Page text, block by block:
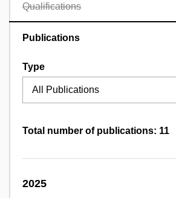
Qualifications
Publications
Type
Total number of publications: 11
2025